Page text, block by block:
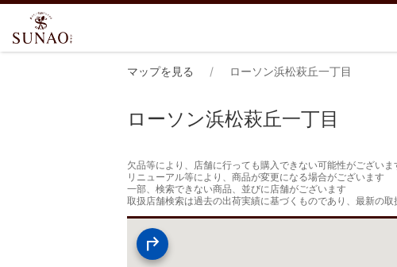
マップを見る ローソン浜松萩丘一丁目
ローソン浜松萩丘一丁目
欠品等により、店舗に行っても購入できない可能性がございま
リニューアル等により、商品が変更になる場合がございます
一部、検索できない商品、並びに店舗がございます
取扱店舗検索は過去の出荷実績に基づくものであり、最新の